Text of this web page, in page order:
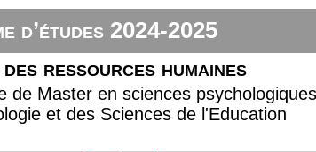
d’études 2024-2025
ressources humaines
de Master en sciences
et des Sciences de l'Education